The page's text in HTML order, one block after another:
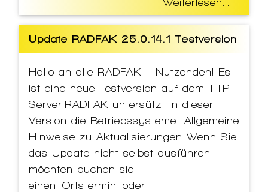
Update RADFAK 25.0.14.1 Testversion
Hallo an alle RADFAK – Nutzenden! Es
ist eine neue Testversion auf dem FTP
Server.RADFAK untersützt in dieser
Version die Betriebssysteme: Allgemeine
Hinweise zu Aktualisierungen Wenn Sie
das Update nicht selbst ausführen
möchten buchen sie
einen Ortstermin oder